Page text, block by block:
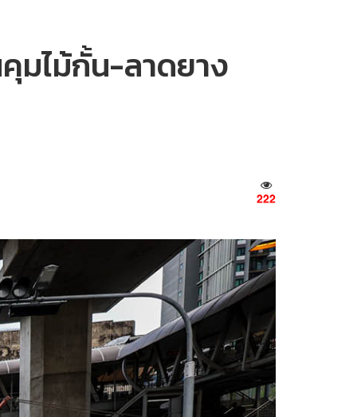
มไม้กั้น-ลาดยาง
222